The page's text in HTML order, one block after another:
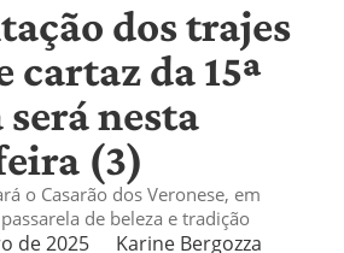
dos trajes
cartaz da 15ª
será nesta
(3)
o Casarão dos Veronese, em
de beleza e tradição
de 2025
Karine Bergozza